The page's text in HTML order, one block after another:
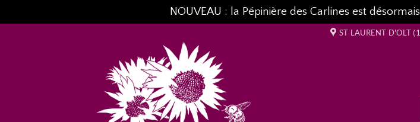
NOUVEAU : la Pépinière des Carlines est
ST LAURENT D'OLT